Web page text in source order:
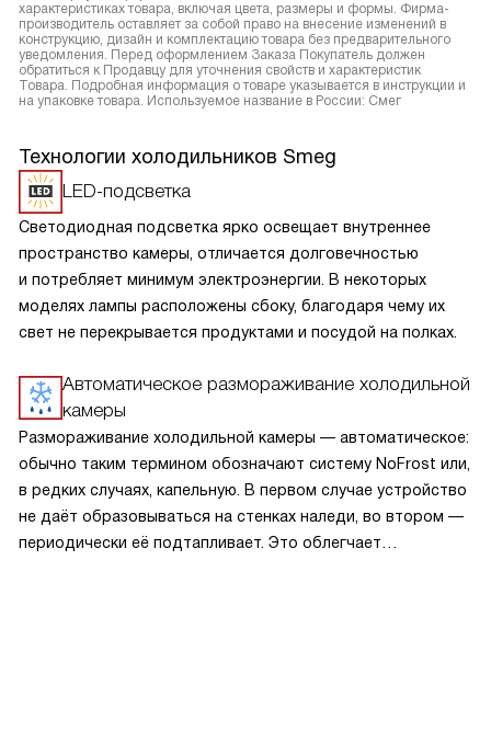
характеристиках товара, включая цвета, размеры и формы. Фирма-
производитель оставляет за собой право на внесение изменений в
конструкцию, дизайн и комплектацию товара без предварительного
уведомления. Перед оформлением Заказа Покупатель должен
обратиться к Продавцу для уточнения свойств и характеристик
Товара. Подробная информация о товаре указывается в инструкции и
на упаковке товара. Используемое название в России: Смег
Технологии холодильников Smeg
LED-подсветка
Светодиодная подсветка ярко освещает внутреннее
пространство камеры, отличается долговечностью
и потребляет минимум электроэнергии. В некоторых
моделях лампы расположены сбоку, благодаря чему их
свет не перекрывается продуктами и посудой на полках.
Автоматическое размораживание холодильной
камеры
Размораживание холодильной камеры — автоматическое:
обычно таким термином обозначают систему NoFrost или,
в редких случаях, капельную. В первом случае устройство
не даёт образовываться на стенках наледи, во втором —
периодически её подтапливает. Это облегчает